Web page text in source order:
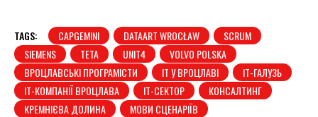
TAGS: CAPGEMINI DATAART WROCŁAW
SCRUM
SIEMENS
TETA UNIT4
VOLVO POLSKA
ВРОЦЛАВСЬКІ ПРОГРАМІСТИ
ІТ У ВРОЦЛАВІ
ІТ-ГАЛУЗЬ
ІТ-КОМПАНІЇ ВРОЦЛАВА
ІТ-СЕКТОР
КОНСАЛТИНГ
КРЕМНІЄВА ДОЛИНА
МОВИ СЦЕНАРІЇВ